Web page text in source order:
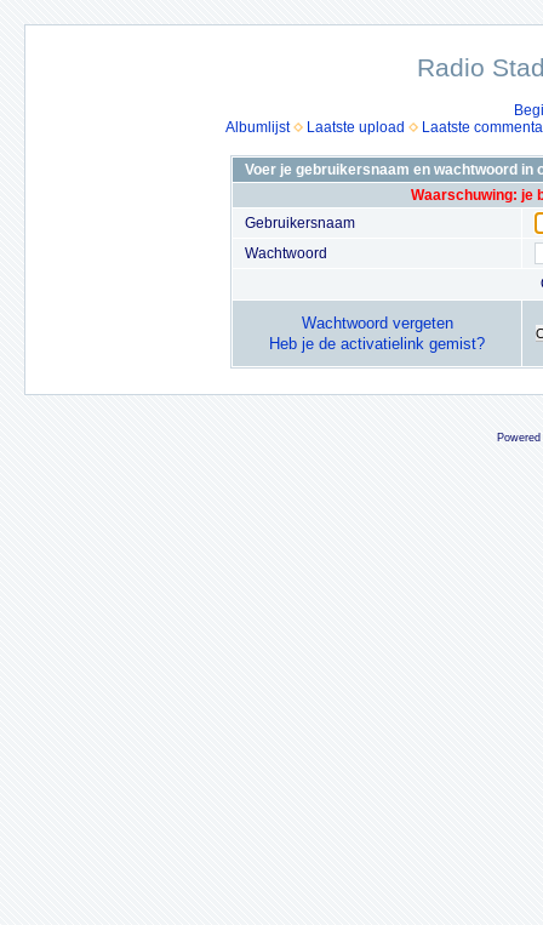
Radio
Albumlijst
Laatste upload Laatste
Voer je gebruikersnaam en wachtwoord in
Waarschuwing: je
Gebruikersnaam
Wachtwoord
Wachtwoord vergeten
Heb je de activatielink gemist?